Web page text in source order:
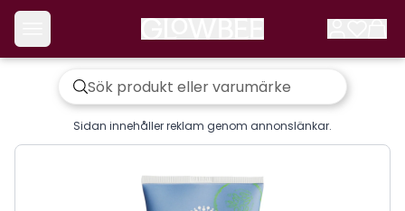
Sidan innehåller reklam genom annonslänkar.